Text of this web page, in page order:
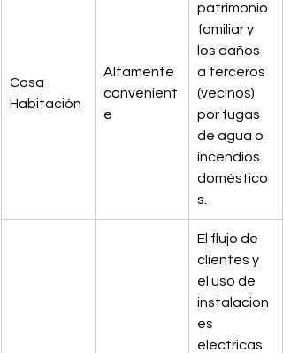
Casa
Habitación
Altamente
convenient
e
patrimonio
familiar y
los daños
a terceros
(vecinos)
por fugas
de agua o
incendios
doméstico
s.
El flujo de
clientes y
el uso de
instalacion
es
eléctricas